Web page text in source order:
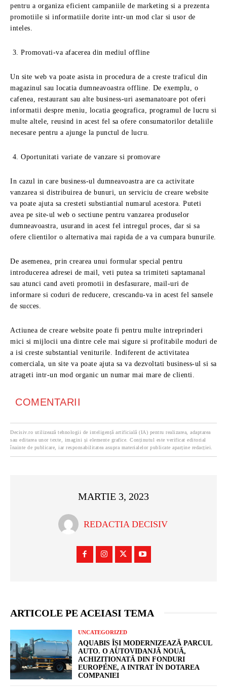
pentru a organiza eficient campaniile de marketing si a prezenta
promotiile si informatiile dorite intr-un mod clar si usor de
inteles.
Promovati-va afacerea din mediul offline
Un site web va poate asista in procedura de a creste traficul din
magazinul sau locatia dumneavoastra offline. De exemplu, o
cafenea, restaurant sau alte business-uri asemanatoare pot oferi
informatii despre meniu, locatia geografica, programul de lucru si
multe altele, reusind in acest fel sa ofere consumatorilor detaliile
necesare pentru a ajunge la punctul de lucru.
Oportunitati variate de vanzare si promovare
In cazul in care business-ul dumneavoastra are ca activitate
vanzarea si distribuirea de bunuri, un serviciu de creare website
va poate ajuta sa cresteti substiantial numarul acestora. Puteti
avea pe site-ul web o sectiune pentru vanzarea produselor
dumneavoastra, usurand in acest fel intregul proces, dar si sa
ofere clientilor o alternativa mai rapida de a va cumpara bunurile.
De asemenea, prin crearea unui formular special pentru
introducerea adresei de mail, veti putea sa trimiteti saptamanal
sau atunci cand aveti promotii in desfasurare, mail-uri de
informare si coduri de reducere, crescandu-va in acest fel sansele
de succes.
Actiunea de creare website poate fi pentru multe intreprinderi
mici si mijlocii una dintre cele mai sigure si profitabile moduri de
a isi creste substantial veniturile. Indiferent de activitatea
comerciala, un site va poate ajuta sa va dezvoltati business-ul si sa
atrageti intr-un mod organic un numar mai mare de clienti.
COMENTARII
Decisiv.ro utilizează tehnologii de inteligență artificială (IA) pentru realizarea, adaptarea
sau editarea unor texte, imagini și elemente grafice. Conținutul este verificat editorial
înainte de publicare, iar responsabilitatea asupra materialelor publicate aparține redacției.
MARTIE 3, 2023
REDACTIA DECISIV
ARTICOLE PE ACEIASI TEMA
UNCATEGORIZED
AQUABIS ÎȘI MODERNIZEAZĂ PARCUL
AUTO. O AUTOVIDANJĂ NOUĂ,
ACHIZIȚIONATĂ DIN FONDURI
EUROPENE, A INTRAT ÎN DOTAREA
COMPANIEI